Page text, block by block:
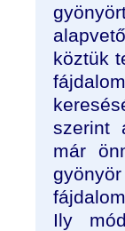
köztük
szerint
már
Ily